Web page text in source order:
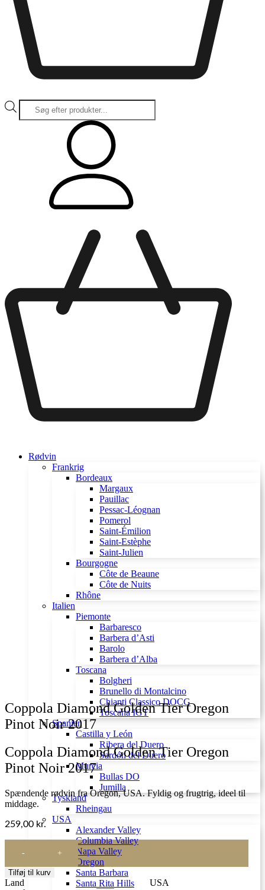
Products
search
Rødvin
Frankrig
Bordeaux
Margaux
Pauillac
Pessac-Léognan
Pomerol
Saint-Émilion
Saint-Estèphe
Saint-Julien
Bourgogne
Côte de Beaune
Côte de Nuits
Rhône
Italien
Piemonte
Barbaresco
Barbera d’Asti
Barolo
Barbera d’Alba
Toscana
Bolgheri
Brunello di Montalcino
Chianti Classico DOCG
Toscana IGT
Spanien
Castilla y León
Ribera del Duero
Sardón del Duero
Murcia
Bullas DO
Jumilla
Tyskland
Rheingau
USA
Alexander Valley
Columbia Valley
Napa Valley
Oregon
Santa Barbara
Santa Rita Hills
Coppola Diamond Golden Tier Oregon
Pinot Noir 2017
Coppola Diamond Golden Tier Oregon
Pinot Noir 2017
Spændende rødvin fra Oregon, USA. Fyldig og frugtrig, ideel til
middage.
259,00 kr.
Diamond
Golden
Tier
Oregon
Tilføj til kurv
Land
USA